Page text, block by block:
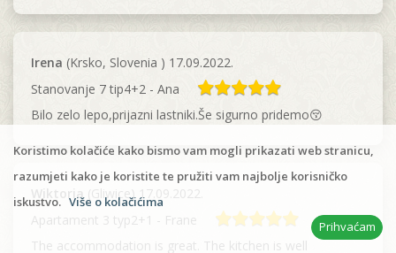
Koristimo kolačiće kako bismo vam mogli prikazati web stranicu,
razumjeti kako je koristite te pružiti vam najbolje korisničko
iskustvo.Više o kolačićima
Prihvaćam
Irena (Krsko, Slovenia ) 17.09.2022.
Stanovanje 7 tip4+2 - Ana
Bilo zelo lepo,prijazni lastniki.Še sigurno pridemo😚
Wiktoria(Gliwice) 17.09.2022.
Apartament 3 typ2+1 - Frane
The accommodation is great. The kitchen is well